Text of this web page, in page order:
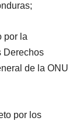
por la
Derechos
de la ONU
por los